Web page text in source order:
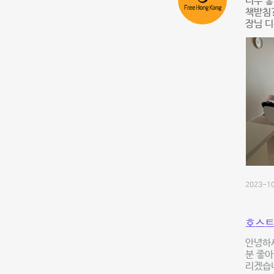
책받
장님
2023-
호스
안녕하
분 좋
리겠